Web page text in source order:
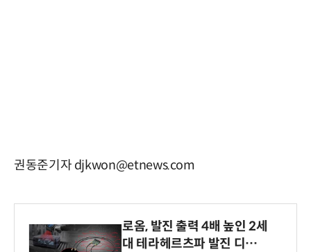
권동준기자 djkwon@etnews.com
로옴, 발진 출력 4배 높인 2세
대 테라헤르츠파 발진 디바이